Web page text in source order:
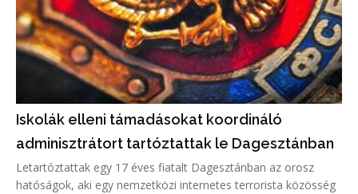
Iskolák elleni támadásokat koordináló
adminisztrátort tartóztattak le Dagesztánban
Letartóztattak egy 17 éves fiatalt Dagesztánban az orosz
hatóságok, aki egy nemzetközi internetes terrorista közösség